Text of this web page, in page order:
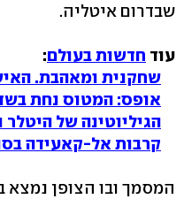
שבדרום איטליה.
עוד חדשות בעולם:
שחקנית ומאהבת. האישה ה-2 של
אופס: המטוס נחת
הגיליוטינה של
קרבות אל-קאעידה בסוריה: 70
המסמך ובו הצופן